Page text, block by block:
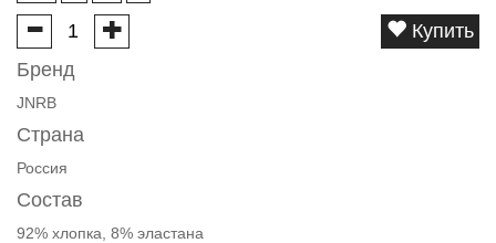
Купить
Бренд
JNRB
Страна
Россия
Состав
92% хлопка, 8% эластана